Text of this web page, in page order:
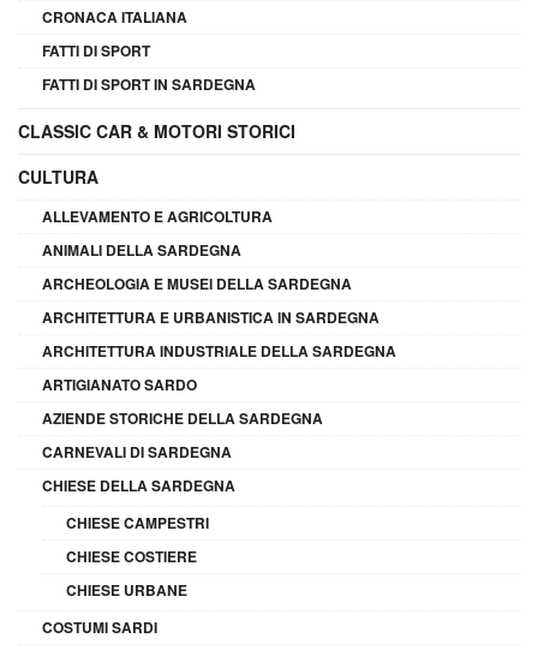
CRONACA ITALIANA
FATTI DI SPORT
FATTI DI SPORT IN SARDEGNA
CLASSIC CAR & MOTORI STORICI
CULTURA
ALLEVAMENTO E AGRICOLTURA
ANIMALI DELLA SARDEGNA
ARCHEOLOGIA E MUSEI DELLA SARDEGNA
ARCHITETTURA E URBANISTICA IN SARDEGNA
ARCHITETTURA INDUSTRIALE DELLA SARDEGNA
ARTIGIANATO SARDO
AZIENDE STORICHE DELLA SARDEGNA
CARNEVALI DI SARDEGNA
CHIESE DELLA SARDEGNA
CHIESE CAMPESTRI
CHIESE COSTIERE
CHIESE URBANE
COSTUMI SARDI